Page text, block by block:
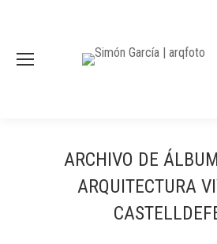
ARCHIVO DE
ARQUITECTURA